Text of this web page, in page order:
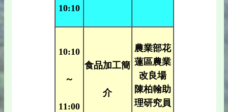
10:10
10:10
～
11:00
食品加工簡
介
農業部花
蓮區農業
改良場
陳柏翰助
理研究員